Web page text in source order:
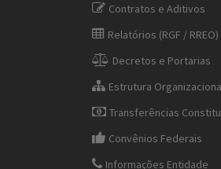
Contratos e Aditivos
Relatórios (RGF / RREO)
Decretos e Portarias
Estrutura
Transferências
Convênios Federais
Informações Entidade